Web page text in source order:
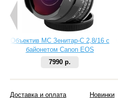
Объектив МС Зенитар-C 2,8/16 с
байонетом Canon EOS
7990 р.
Доставка и оплата
Новинки